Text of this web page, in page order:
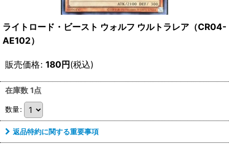
ライトロード・ビースト ウォルフ ウルトラレア（CR04-
AE102）
販売価格: 180円(税込)
在庫数 1点
数量:
返品特約に関する重要事項